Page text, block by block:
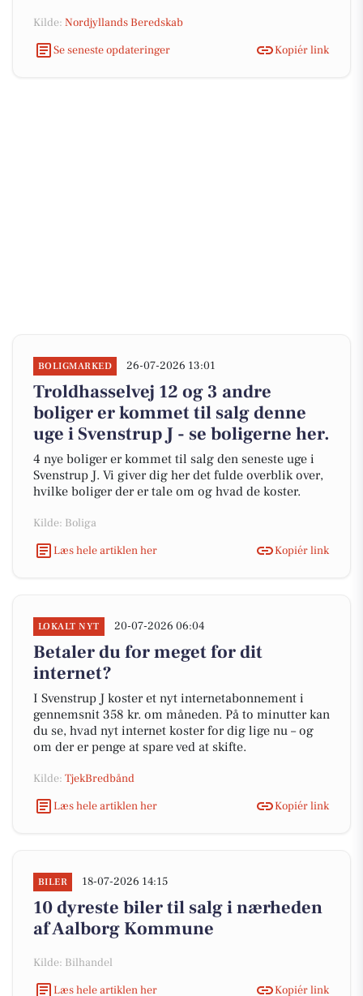
Kilde: Nordjyllands Beredskab
Se seneste opdateringer
Kopiér link
BOLIGMARKED 26-07-2026 13:01
Troldhasselvej 12 og 3 andre
boliger er kommet til salg denne
uge i Svenstrup J - se boligerne her.
4 nye boliger er kommet til salg den seneste uge i
Svenstrup J. Vi giver dig her det fulde overblik over,
hvilke boliger der er tale om og hvad de koster.
Kilde: Boliga
Læs hele artiklen her
Kopiér link
LOKALT NYT 20-07-2026 06:04
Betaler du for meget for dit
internet?
I Svenstrup J koster et nyt internetabonnement i
gennemsnit 358 kr. om måneden. På to minutter kan
du se, hvad nyt internet koster for dig lige nu – og
om der er penge at spare ved at skifte.
Kilde: TjekBredbånd
Læs hele artiklen her
Kopiér link
BILER 18-07-2026 14:15
10 dyreste biler til salg i nærheden
af Aalborg Kommune
Kilde: Bilhandel
Læs hele artiklen her
Kopiér link